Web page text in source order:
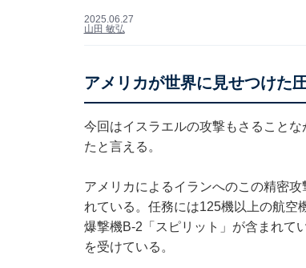
2025.06.27
山田 敏弘
アメリカが世界に見せつけた
今回はイスラエルの攻撃もさること
たと言える。
アメリカによるイランへのこの精密
れている。任務には125機以上の航空
爆撃機B-2「スピリット」が含まれて
を受けている。